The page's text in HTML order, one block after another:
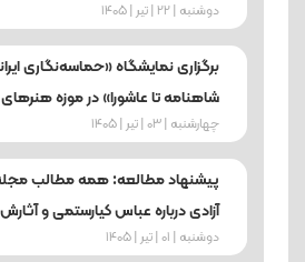
دوشنبه | 22 | تیر | 1405
برگزاری نمایشگاه «حماسه‌نگاری
شاهنامه تا عاشورا» در موزه
چهارشنبه | 03 | تیر | 1405
پیشنهاد مطالعه: همه مطالب
آزادی درباره عباس کیارستمی و آثارش
دوشنبه | 01 | تیر | 1405